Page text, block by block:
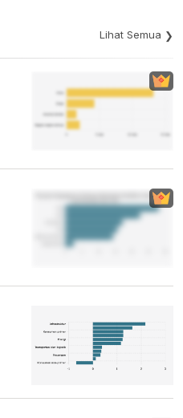
Lihat Semua